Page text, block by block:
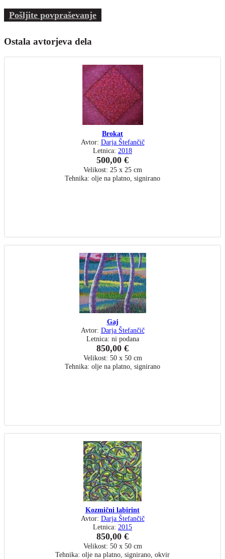
Pošljite povpraševanje
Ostala avtorjeva dela
Brokat
Avtor: Darja Štefančič
Letnica: 2018
500,00 €
Velikost: 25 x 25 cm
Tehnika: olje na platno, signirano
Gaj
Avtor: Darja Štefančič
Letnica: ni podana
850,00 €
Velikost: 50 x 50 cm
Tehnika: olje na platno, signirano
Kozmični labirint
Avtor: Darja Štefančič
Letnica: 2015
850,00 €
Velikost: 50 x 50 cm
Tehnika: olje na platno, signirano, okvir